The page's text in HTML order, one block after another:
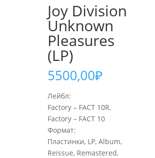
Joy Division
Unknown
Pleasures
(LP)
5500,00₽
Лейбл:
Factory – FACT 10R,
Factory – FACT 10
Формат:
Пластинки, LP, Album,
Reissue, Remastered,